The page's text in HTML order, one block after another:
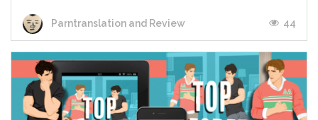
Parntranslation and Review 44